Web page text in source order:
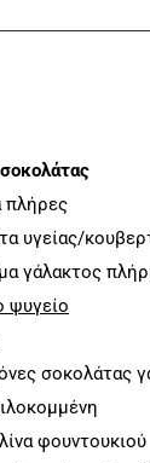
πλήρες
υγείας/
γάλακτος
ψυγείο
σοκολάτας
φουντουκιού